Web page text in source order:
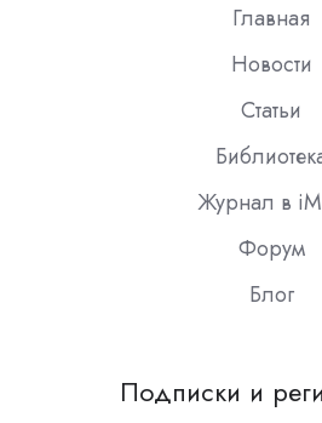
Главная
Новости
Статьи
Журнал в
Форум
Блог
Подписки и